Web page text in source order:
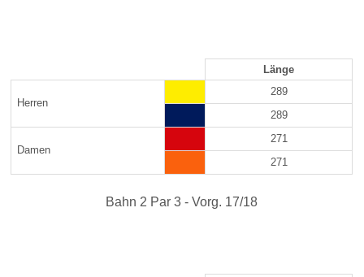
Länge
Herren
289
289
Damen
271
271
Bahn 2 Par 3 - Vorg. 17/18